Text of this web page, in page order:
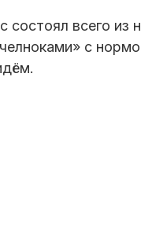
всего из
с